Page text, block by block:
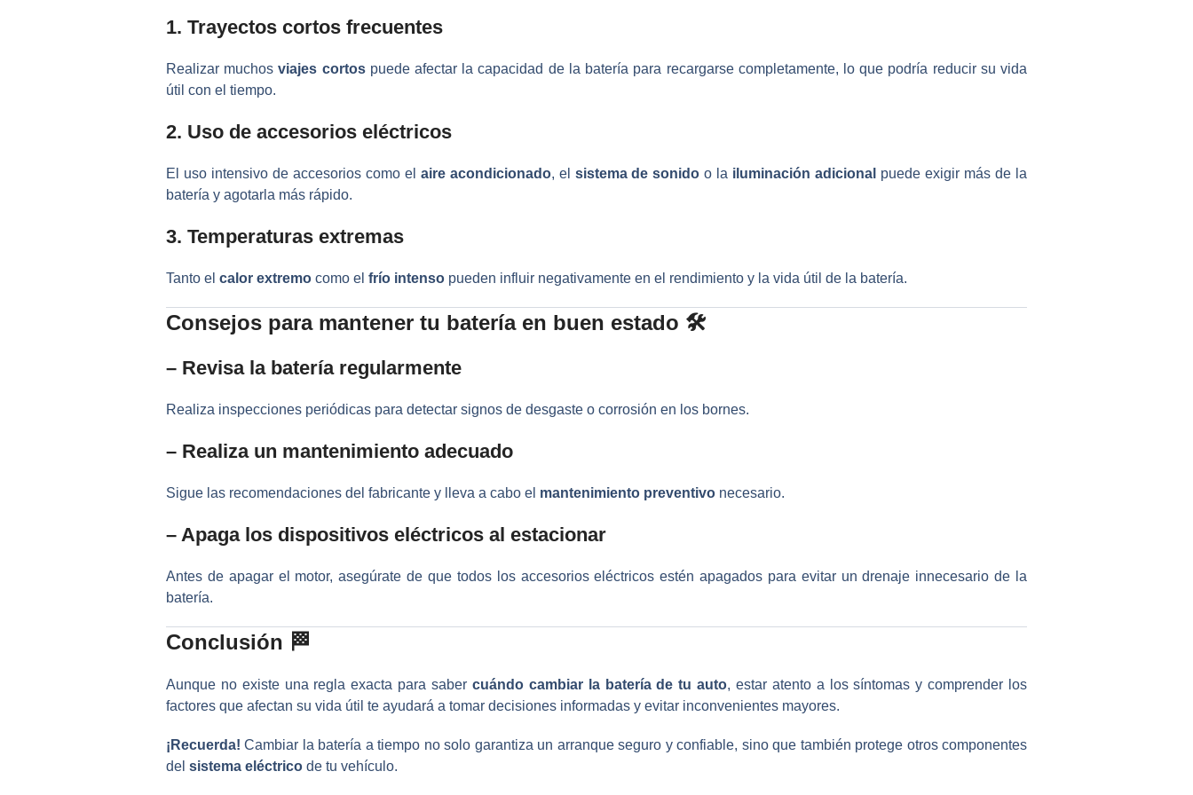
1. Trayectos cortos frecuentes
Realizar muchosviajes cortospuede afectar la capacidad de la batería para recargarse completamente, lo que podría reducir su vida
útil con el tiempo.
2. Uso de accesorios eléctricos
El uso intensivo de accesorios como el aire acondicionado, el sistema de sonido o la iluminación adicional puede exigir más de la
batería y agotarla más rápido.
3. Temperaturas extremas
Tanto el calor extremo como el frío intenso pueden influir negativamente en el rendimiento y la vida útil de la batería.
Consejos para mantener tu batería en buen estado 🛠️
– Revisa la batería regularmente
Realiza inspecciones periódicas para detectar signos de desgaste o corrosión en los bornes.
– Realiza un mantenimiento adecuado
Sigue las recomendaciones del fabricante y lleva a cabo el mantenimiento preventivo necesario.
– Apaga los dispositivos eléctricos al estacionar
Antes de apagar el motor, asegúrate de que todos los accesorios eléctricos estén apagados para evitar un drenaje innecesario de la
batería.
Conclusión 🏁
Aunque no existe una regla exacta para saber cuándo cambiar la batería de tu auto, estar atento a los síntomas y comprender los
factores que afectan su vida útil te ayudará a tomar decisiones informadas y evitar inconvenientes mayores.
¡Recuerda! Cambiar la batería a tiempo no solo garantiza un arranque seguro y confiable, sino que también protege otros componentes
del sistema eléctrico de tu vehículo.